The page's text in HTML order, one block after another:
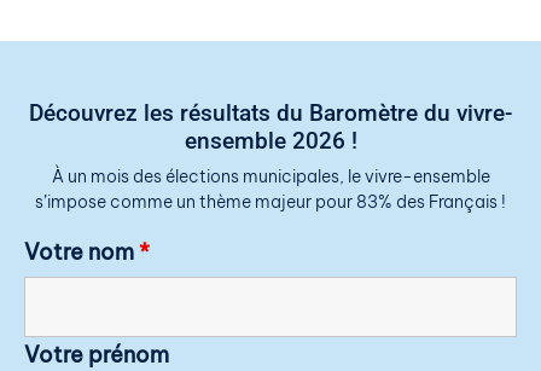
Découvrez les résultats du Baromètre du vivre-
ensemble 2026 !
À un mois des élections municipales, le vivre-ensemble
s’impose comme un thème majeur pour 83% des Français !
Votre nom*
Votre prénom